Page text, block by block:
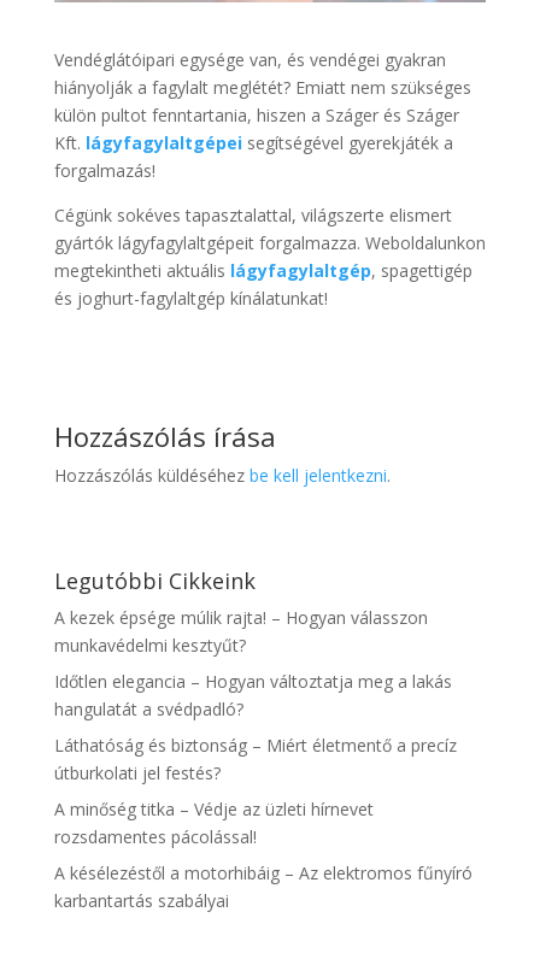
Vendéglátóipari egysége van, és vendégei gyakran
hiányolják a fagylalt meglétét? Emiatt nem szükséges
külön pultot fenntartania, hiszen a Száger és Száger
Kft. lágyfagylaltgépei segítségével gyerekjáték a
forgalmazás!
Cégünk sokéves tapasztalattal, világszerte elismert
gyártók lágyfagylaltgépeit forgalmazza. Weboldalunkon
megtekintheti aktuális lágyfagylaltgép, spagettigép
és joghurt-fagylaltgép kínálatunkat!
Hozzászólás írása
Hozzászólás küldéséhez be kell jelentkezni.
Legutóbbi Cikkeink
A kezek épsége múlik rajta! – Hogyan válasszon
munkavédelmi kesztyűt?
Időtlen elegancia – Hogyan változtatja meg a lakás
hangulatát a svédpadló?
Láthatóság és biztonság – Miért életmentő a precíz
útburkolati jel festés?
A minőség titka – Védje az üzleti hírnevet
rozsdamentes pácolással!
A késélezéstől a motorhibáig – Az elektromos fűnyíró
karbantartás szabályai